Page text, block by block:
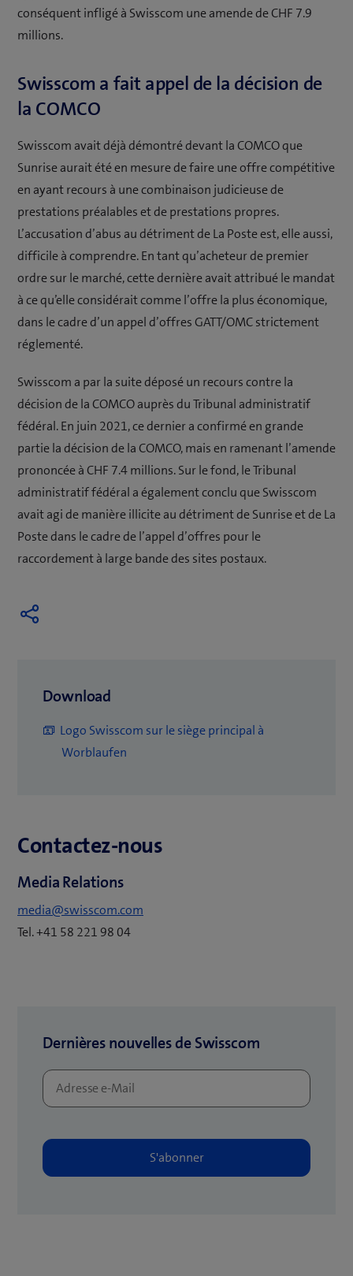
conséquent infligé à Swisscom une amende de CHF 7.9
millions.
Swisscom a fait appel de la décision de
la COMCO
Swisscom avait déjà démontré devant la COMCO que
Sunrise aurait été en mesure de faire une offre compétitive
en ayant recours à une combinaison judicieuse de
prestations préalables et de prestations propres.
L’accusation d’abus au détriment de La Poste est, elle aussi,
difficile à comprendre. En tant qu’acheteur de premier
ordre sur le marché, cette dernière avait attribué le mandat
à ce qu’elle considérait comme l’offre la plus économique,
dans le cadre d’un appel d’offres GATT/OMC strictement
réglementé.
Swisscom a par la suite déposé un recours contre la
décision de la COMCO auprès du Tribunal administratif
fédéral. En juin 2021, ce dernier a confirmé en grande
partie la décision de la COMCO, mais en ramenant l’amende
prononcée à CHF 7.4 millions. Sur le fond, le Tribunal
administratif fédéral a également conclu que Swisscom
avait agi de manière illicite au détriment de Sunrise et de La
Poste dans le cadre de l’appel d’offres pour le
raccordement à large bande des sites postaux.
Download
Logo Swisscom sur le siège principal à
Worblaufen
r
n
e
e
l
e
Contactez-nous
Media Relations
media@swisscom.com
Tel. +41 58 221 98 04
Dernières nouvelles de Swisscom